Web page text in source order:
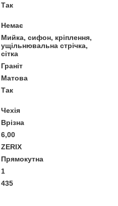
Так
Немає
Мийка, сифон, кріплення,
ущільнювальна стрічка,
сітка
Граніт
Матова
Так
Чехія
Врізна
6,00
ZERIX
Прямокутна
1
435